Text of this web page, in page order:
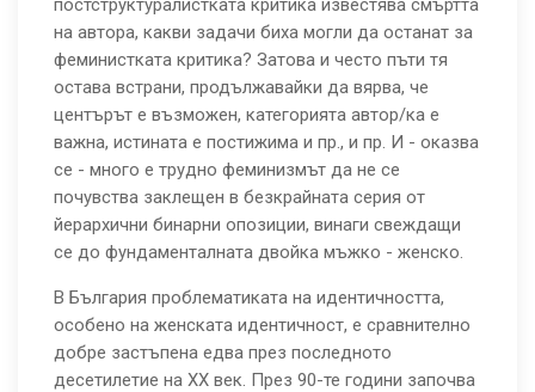
постструктуралистката критика известява смъртта
на автора, какви задачи биха могли да останат за
феминистката критика? Затова и често пъти тя
остава встрани, продължавайки да вярва, че
центърът е възможен, категорията автор/ка е
важна, истината е постижима и пр., и пр. И - оказва
се - много е трудно феминизмът да не се
почувства заклещен в безкрайната серия от
йерархични бинарни опозиции, винаги свеждащи
се до фундаменталната двойка мъжко - женско.
В България проблематиката на идентичността,
особено на женската идентичност, е сравнително
добре застъпена едва през последното
десетилетие на ХХ век. През 90-те години започва